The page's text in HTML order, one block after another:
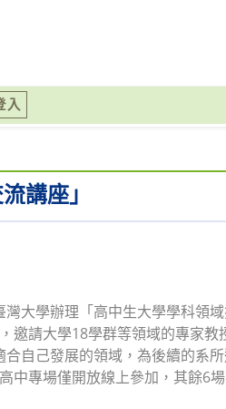
入
講座」
大學辦理「高中生大學學科領
邀請大學18學群等領域的專家
自己發展的領域，為後續的系
中專場僅開放線上參加，其餘6